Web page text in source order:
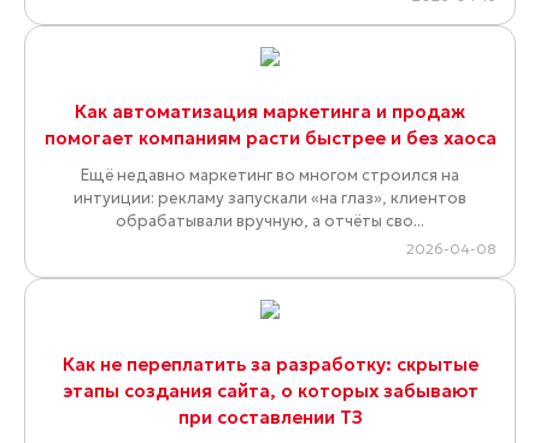
Как автоматизация маркетинга и продаж
помогает компаниям расти быстрее и без хаоса
Ещё недавно маркетинг во многом строился на
интуиции: рекламу запускали «на глаз», клиентов
обрабатывали вручную, а отчёты сво...
2026-04-08
Как не переплатить за разработку: скрытые
этапы создания сайта, о которых забывают
при составлении ТЗ